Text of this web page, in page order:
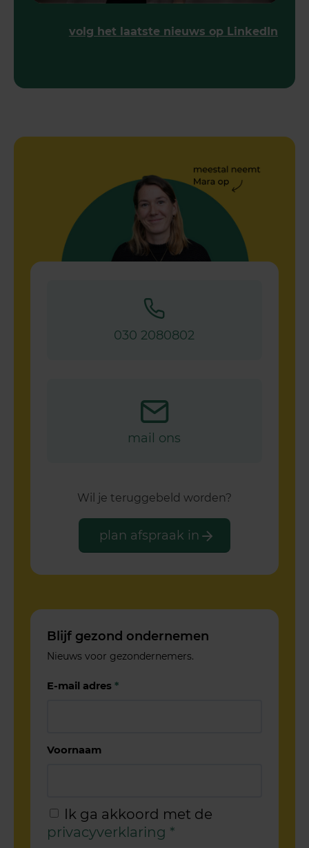
volg het laatste nieuws op LinkedIn
030 2080802
mail ons
Wil je teruggebeld worden?
plan afspraak in
Blijf gezond ondernemen
Nieuws voor gezondernemers.
E-mail adres*
Voornaam
Ik ga akkoord met de
privacyverklaring *